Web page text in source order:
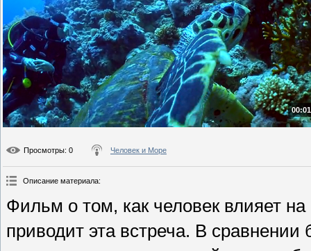
Просмотры: 0 Человек и Море
Описание материала:
Фильм о том, как человек влияет
приводит эта встреча. В